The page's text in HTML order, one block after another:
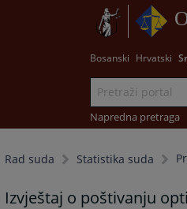
Bosanski Hrvatski
Napredna pretraga
Rad suda Statistika suda
Izvještaj o poštivanju